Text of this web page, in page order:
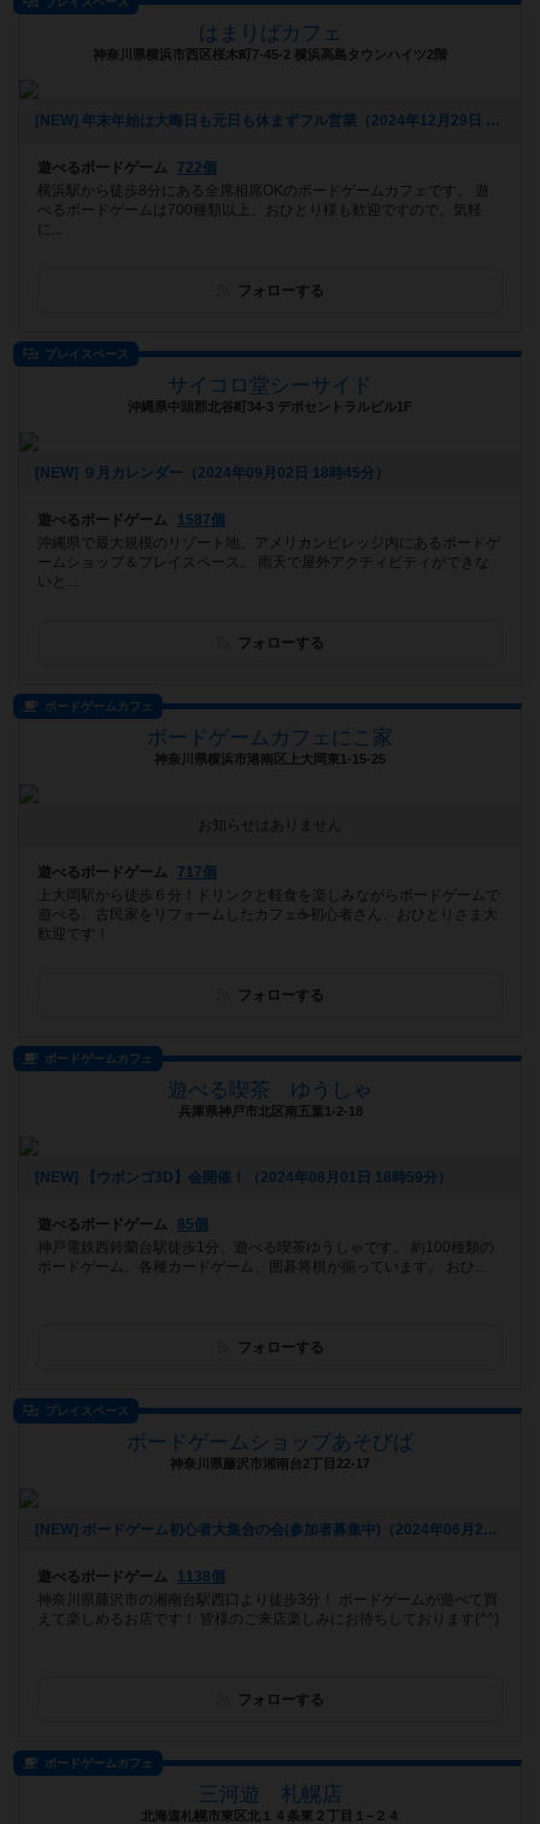
はまりばカフェ
神奈川県横浜市西区桜木町7-45-2 横浜高島タウンハイツ2階
[NEW] 年末年始は大晦日も元日も休まずフル営業（2024年12月29日 20時19分）
遊べるボードゲーム
722個
横浜駅から徒歩8分にある全席相席OKのボードゲームカフェです。 遊
べるボードゲームは700種類以上、おひとり様も歓迎ですので、気軽
に...
フォローする
プレイスペース
サイコロ堂シーサイド
沖縄県中頭郡北谷町34-3 デポセントラルビル1F
[NEW] ９月カレンダー（2024年09月02日 18時45分）
遊べるボードゲーム
1587個
沖縄県で最大規模のリゾート地、アメリカンビレッジ内にあるボードゲ
ームショップ＆プレイスペース。 雨天で屋外アクティビティができな
いと...
フォローする
ボードゲームカフェ
ボードゲームカフェにこ家
神奈川県横浜市港南区上大岡東1-15-25
お知らせはありません
遊べるボードゲーム
717個
上大岡駅から徒歩６分！ドリンクと軽食を楽しみながらボードゲームで
遊べる、古民家をリフォームしたカフェ☕️初心者さん、おひとりさま大
歓迎です！
フォローする
ボードゲームカフェ
遊べる喫茶 ゆうしゃ
兵庫県神戸市北区南五葉1-2-18
[NEW] 【ウボンゴ3D】会開催！（2024年08月01日 18時59分）
遊べるボードゲーム
85個
神戸電鉄西鈴蘭台駅徒歩1分、遊べる喫茶ゆうしゃです。 約100種類の
ボードゲーム、各種カードゲーム、囲碁将棋が揃っています。 おひ...
フォローする
プレイスペース
ボードゲームショップあそびば
神奈川県藤沢市湘南台2丁目22-17
[NEW] ボードゲーム初心者大集合の会(参加者募集中)（2024年06月21日 09時28分）
遊べるボードゲーム
1138個
神奈川県藤沢市の湘南台駅西口より徒歩3分！ ボードゲームが遊べて買
えて楽しめるお店です！ 皆様のご来店楽しみにお待ちしております(^^)
フォローする
ボードゲームカフェ
三河遊 札幌店
北海道札幌市東区北１４条東２丁目１−２４